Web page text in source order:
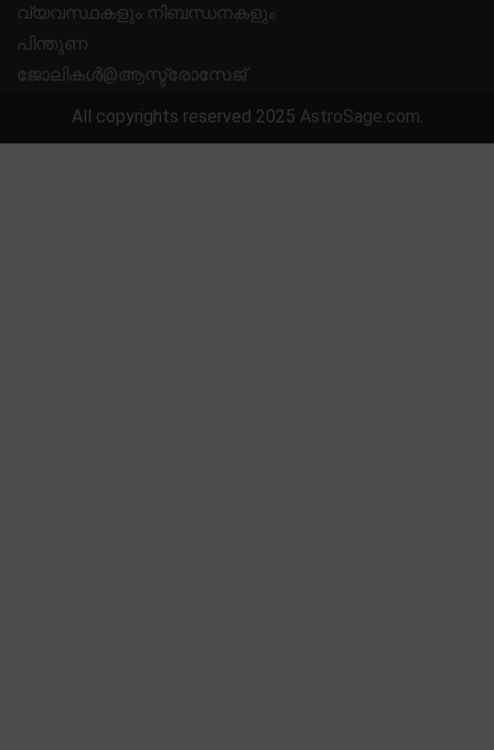
വ്യവസ്ഥകളും നിബന്ധനകളും
പിന്തുണ
ജോലികൾ@ആസ്ട്രോസേജ്
All copyrights reserved 2025 AstroSage.com.